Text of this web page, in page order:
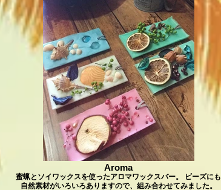
Aroma
蜜蝋とソイワックスを使ったアロマワックスバー。 ビーズにも
自然素材がいろいろありますので、組み合わせてみました。